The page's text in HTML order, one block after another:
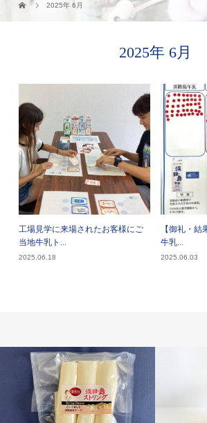
2025年 6月
2025年 6月
工場見学に来場されたお客様にご
当地牛乳ト...
2025.06.18
【御礼・結
牛乳...
2025.06.03